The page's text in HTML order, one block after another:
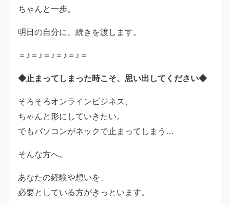
ちゃんと一歩。
明日の自分に、続きを渡します。
＝♪＝♪＝♪＝♪＝♪＝
◆止まってしまった時こそ、思い出してください◆
そろそろオンラインビジネス、
ちゃんと形にしていきたい。
でもパソコンがネックで止まってしまう…
そんな方へ。
あなたの経験や想いを、
必要としている方がきっといます。